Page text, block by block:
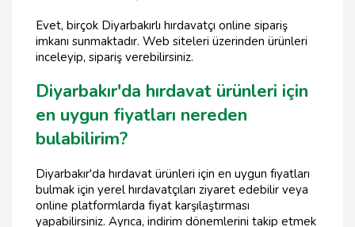
Evet, birçok Diyarbakırlı hırdavatçı online sipariş
imkanı sunmaktadır. Web siteleri üzerinden ürünleri
inceleyip, sipariş verebilirsiniz.
Diyarbakır'da hırdavat ürünleri için
en uygun fiyatları nereden
bulabilirim?
Diyarbakır'da hırdavat ürünleri için en uygun fiyatları
bulmak için yerel hırdavatçıları ziyaret edebilir veya
online platformlarda fiyat karşılaştırması
yapabilirsiniz. Ayrıca, indirim dönemlerini takip etmek